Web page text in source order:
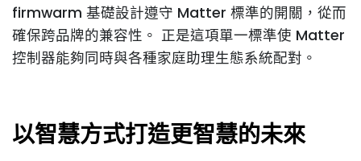
firmwarm 基礎設計遵守 Matter 標準的開關，從而
確保跨品牌的兼容性。 正是這項單一標準使 Matter
控制器能夠同時與各種家庭助理生態系統配對。
以智慧方式打造更智慧的未來